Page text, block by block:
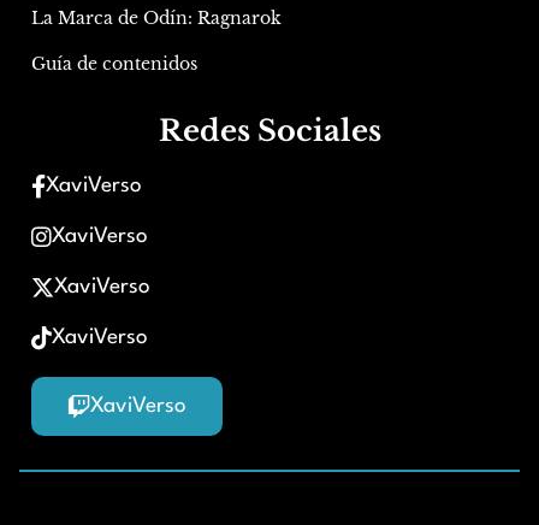
La Marca de Odín: Ragnarok
Guía de contenidos
Redes Sociales
XaviVerso
XaviVerso
XaviVerso
XaviVerso
XaviVerso